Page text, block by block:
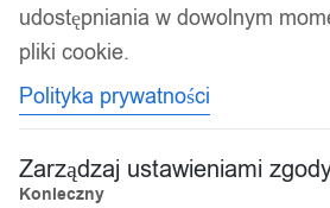
Wyświetlanie jednego wyniku
udostępniania w dowolnym
pliki cookie.
Polityka prywatności
Zarządzaj ustawieniami
Konieczny